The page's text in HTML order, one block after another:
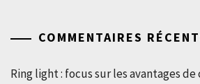
COMMENTAIRES
Ring light : focus sur les avantages de